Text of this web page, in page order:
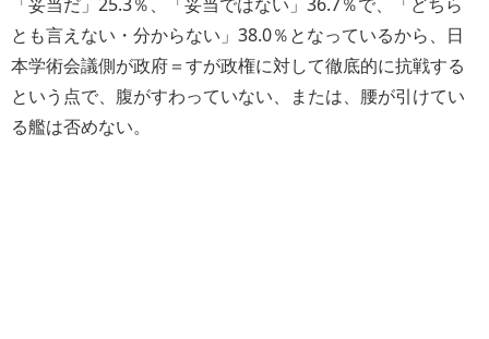
とも言えない・分からない」38.0％となっているから、日
本学術会議側が政府＝すが政権に対して徹底的に抗戦する
という点で、腹がすわっていない、または、腰が引けてい
る艦は否めない。